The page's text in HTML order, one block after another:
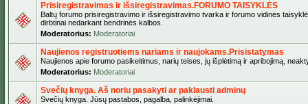
Prisiregistravimas ir išsiregistravimas.FORUMO TAISYKLĖS
Baltų forumo prisiregistravimo ir išsiregistravimo tvarka ir forumo vidinės
dirbtinai nedarkant bendrinės kalbos.
Moderatorius: Moderatoriai
Naujienos registruotiems nariams ir naujokams.Prisistatymas
Naujienos apie forumo pasikeitimus, narių teises, jų išplėtimą ir apribojimą,
Moderatorius: Moderatoriai
Svečių knyga. Aš noriu pasakyti ar paklausti adminų
Svečių knyga. Jūsų pastabos, pagalba, palinkėjimai.